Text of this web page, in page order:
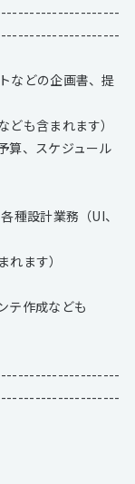
などの企画書、提
ども含まれます）
算、スケジュール
種設計業務（UI、
ます）
テ作成なども